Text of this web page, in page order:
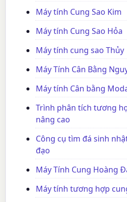
Máy tính Cung Sao Kim
Máy tính Cung Sao Hỏa
Máy tính cung sao Thủy
Máy Tính Cân Bằng
Máy tính Cân bằng
Trình phân tích tương
nâng cao
Công cụ tìm đá sinh
đạo
Máy Tính Cung Hoàng
Máy tính tương hợp